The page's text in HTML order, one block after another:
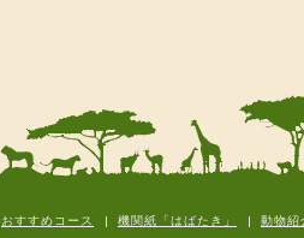
おすすめコース 機関紙「はばたき」 動物紹